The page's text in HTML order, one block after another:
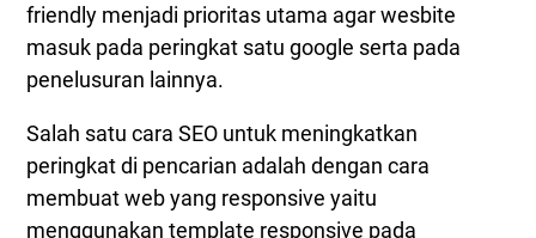
friendly menjadi prioritas utama agar wesbite
masuk pada peringkat satu google serta pada
penelusuran lainnya.
Salah satu cara SEO untuk meningkatkan
peringkat di pencarian adalah dengan cara
membuat web yang responsive yaitu
menggunakan template responsive pada